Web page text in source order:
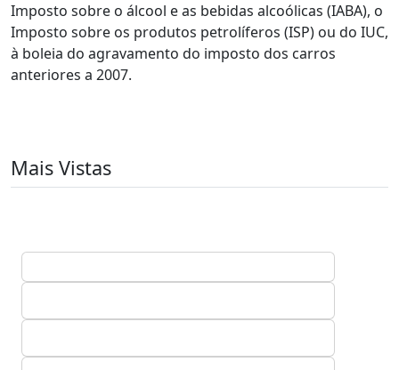
Imposto sobre o álcool e as bebidas alcoólicas (IABA), o
Imposto sobre os produtos petrolíferos (ISP) ou do IUC,
à boleia do agravamento do imposto dos carros
anteriores a 2007.
Mais Vistas